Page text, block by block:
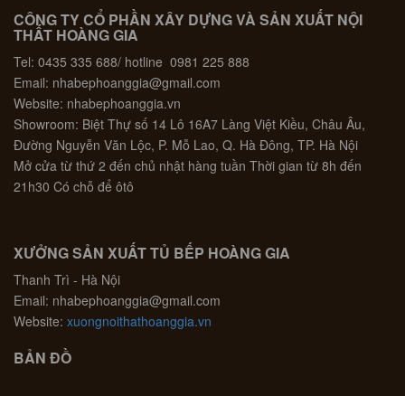
CÔNG TY CỔ PHẦN XÂY DỰNG VÀ SẢN XUẤT NỘI
THẤT HOÀNG GIA
Tel: 0435 335 688/ hotline 0981 225 888
Email: nhabephoanggia@gmail.com
Website: nhabephoanggia.vn
Showroom: Biệt Thự số 14 Lô 16A7 Làng Việt Kiều, Châu Âu,
Đường Nguyễn Văn Lộc, P. Mỗ Lao, Q. Hà Đông, TP. Hà Nội
Mở cửa từ thứ 2 đến chủ nhật hàng tuần Thời gian từ 8h đến
21h30 Có chỗ để ôtô
XƯỞNG SẢN XUẤT TỦ BẾP HOÀNG GIA
Thanh Trì - Hà Nội
Email: nhabephoanggia@gmail.com
Website: xuongnoithathoanggia.vn
BẢN ĐỒ